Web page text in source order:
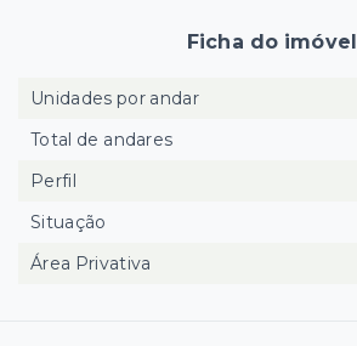
Ficha do imóvel
Unidades por andar
Total de andares
Perfil
Situação
Área Privativa